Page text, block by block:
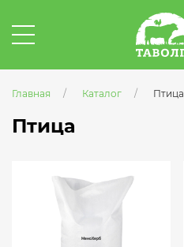
Главная Каталог Птица
Птица
МеноХерб